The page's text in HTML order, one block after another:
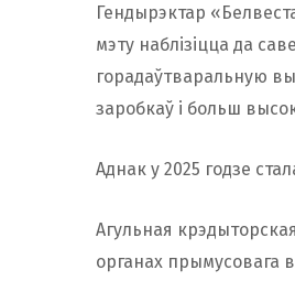
Гендырэктар
мэту наблізіцца да
горадаўтваральную
заробкаў і больш
Аднак у 2025 годзе
Агульная
органах прымусовага